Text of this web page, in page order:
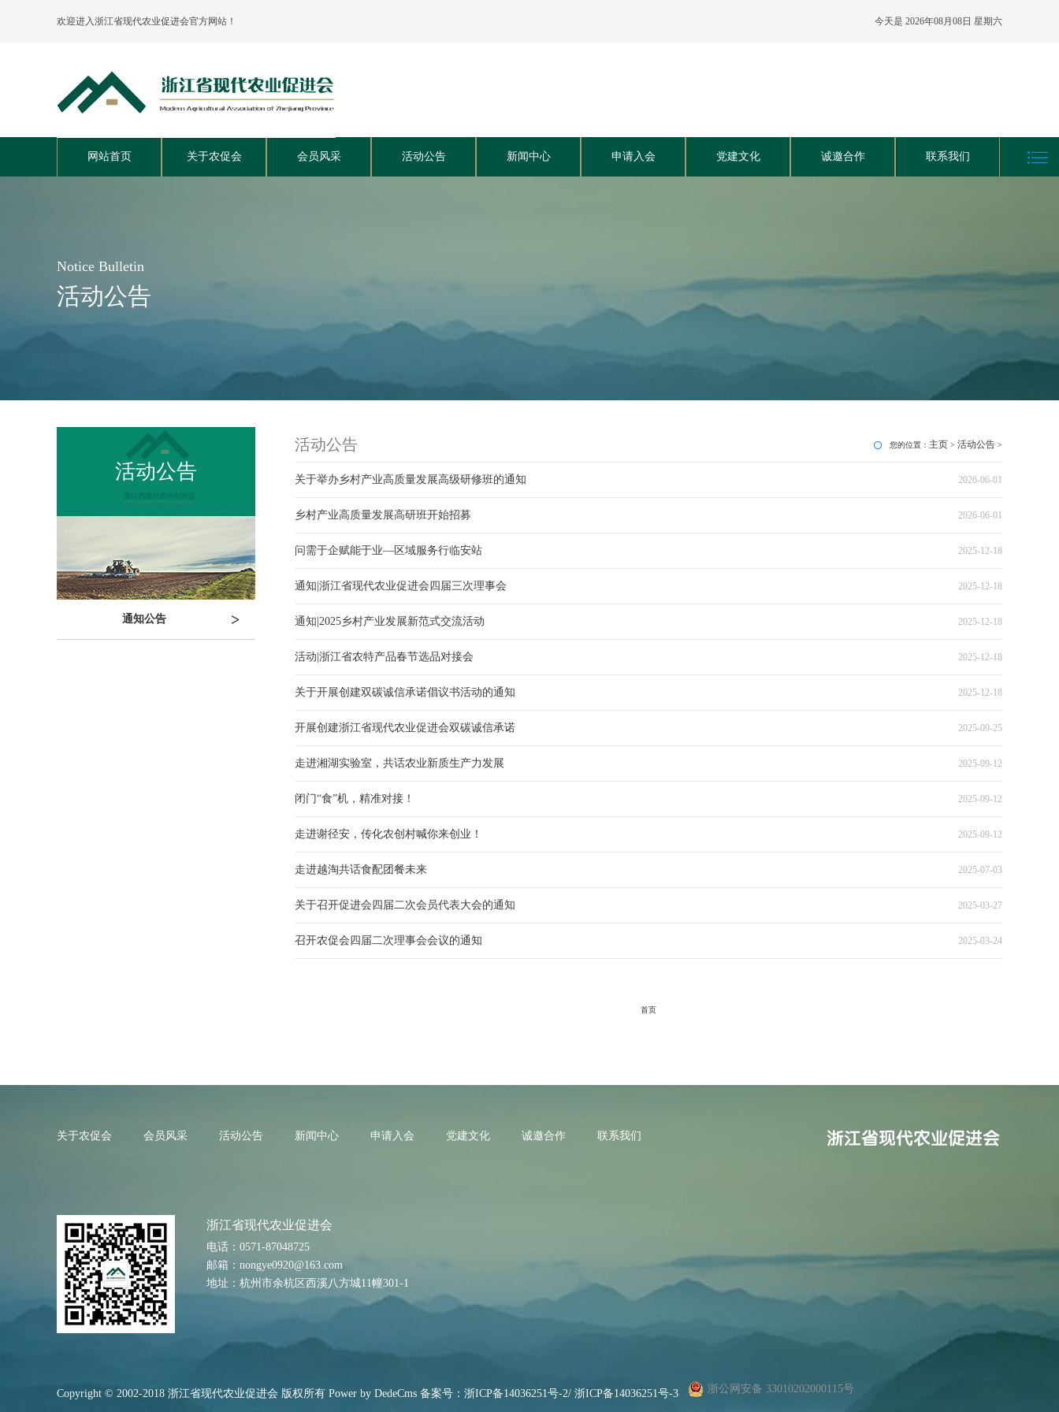
欢迎进入浙江省现代农业促进会官方网站！ 今天是 2026年08月08日 星期六
网站首页 关于农促会 会员风采 活动公告 新闻中心 申请入会 党建文化 诚邀合作 联系我们
Notice Bulletin
活动公告
活动公告
通知公告 >
活动公告 您的位置： 主页 > 活动公告 >
关于举办乡村产业高质量发展高级研修班的通知 2026-06-01
乡村产业高质量发展高研班开始招募 2026-06-01
问需于企赋能于业—区域服务行临安站 2025-12-18
通知|浙江省现代农业促进会四届三次理事会 2025-12-18
通知|2025乡村产业发展新范式交流活动 2025-12-18
活动|浙江省农特产品春节选品对接会 2025-12-18
关于开展创建双碳诚信承诺倡议书活动的通知 2025-12-18
开展创建浙江省现代农业促进会双碳诚信承诺 2025-09-25
走进湘湖实验室，共话农业新质生产力发展 2025-09-12
闭门“食”机，精准对接！ 2025-09-12
走进谢径安，传化农创村喊你来创业！ 2025-09-12
走进越淘共话食配团餐未来 2025-07-03
关于召开促进会四届二次会员代表大会的通知 2025-03-27
召开农促会四届二次理事会会议的通知 2025-03-24
首页
关于农促会 会员风采 活动公告 新闻中心 申请入会 党建文化 诚邀合作 联系我们
浙江省现代农业促进会
电话：0571-87048725
邮箱：nongye0920@163.com
地址：杭州市余杭区西溪八方城11幢301-1
Copyright © 2002-2018 浙江省现代农业促进会 版权所有 Power by DedeCms 备案号： 浙ICP备14036251号-2/ 浙ICP备14036251号-3 浙公网安备 33010202000115号